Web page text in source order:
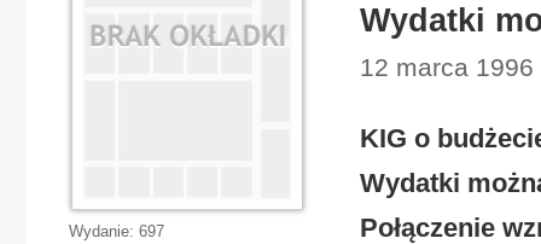
Wydatki
12 marca
KIG o
Wydatki
Połączenie
Wydanie: 697